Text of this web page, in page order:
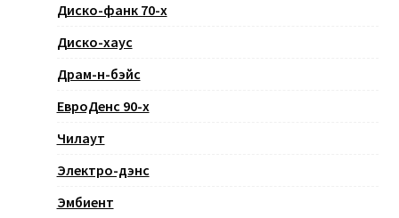
Диско-фанк 70-х
Диско-хаус
Драм-н-бэйс
ЕвроДенс 90-х
Чилаут
Электро-дэнс
Эмбиент